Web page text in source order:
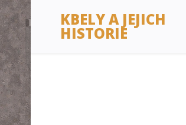
KBELY A JEJICH
HISTORIE